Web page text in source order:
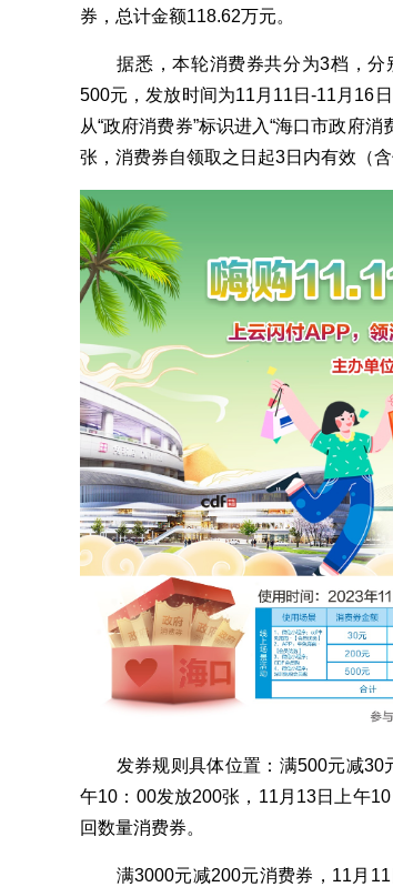
券，总计金额118.62万元。
据悉，本轮消费券共分为3档，分
500元，发放时间为11月11日-11月16
从“政府消费券”标识进入“海口市政府
张，消费券自领取之日起3日内有效（含
发券规则具体位置：满500元减30
午10：00发放200张，11月13日上午
回数量消费券。
满3000元减200元消费券，11月11